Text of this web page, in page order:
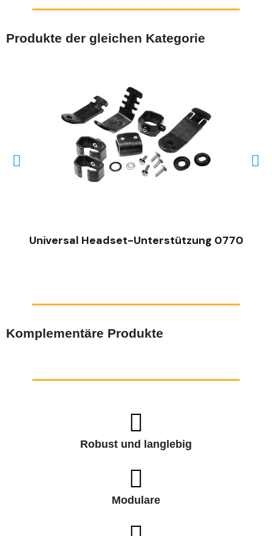
Produkte der gleichen Kategorie
Universal Headset-Unterstützung 0770
Komplementäre Produkte
Robust und langlebig
Modulare